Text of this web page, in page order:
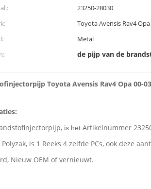
23250-28030
Toyota Avensis Rav4 Opa
Metal
de pijp van de
Toyota Avensis Rav4 Opa 00-03
is het Artikelnummer
is 1 Reeks 4 zelfde PCs, ook deze
Nieuw OEM of vernieuwt.